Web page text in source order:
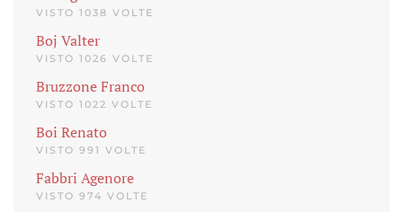
VISTO 1038 VOLTE
Boj Valter
VISTO 1026 VOLTE
Bruzzone Franco
VISTO 1022 VOLTE
Boi Renato
VISTO 991 VOLTE
Fabbri Agenore
VISTO 974 VOLTE